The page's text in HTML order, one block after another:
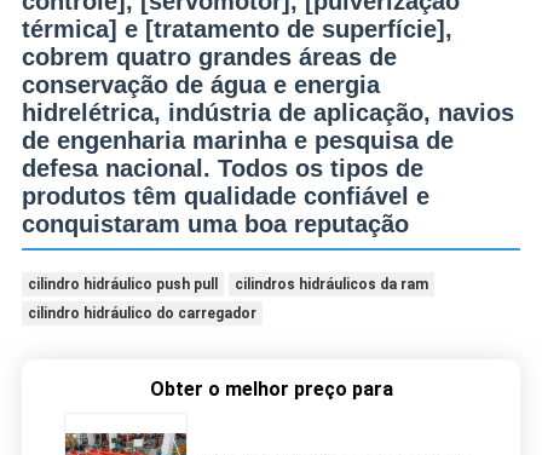
térmica] e [tratamento de superfície],
cobrem quatro grandes áreas de
conservação de água e energia
hidrelétrica, indústria de aplicação, navios
de engenharia marinha e pesquisa de
defesa nacional. Todos os tipos de
produtos têm qualidade confiável e
conquistaram uma boa reputação
cilindro hidráulico push pull
cilindros hidráulicos da ram
cilindro hidráulico do carregador
Obter o melhor preço para